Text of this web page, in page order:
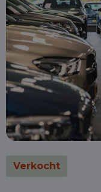
Verkocht